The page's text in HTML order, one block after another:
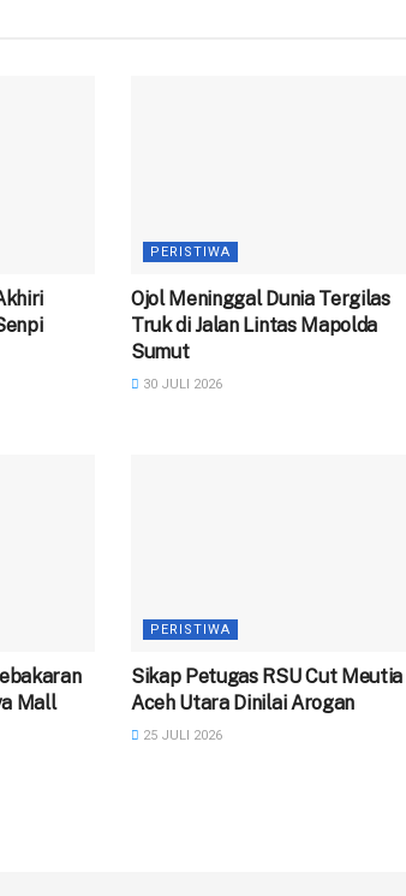
PERISTIWA
Ojol Meninggal Dunia Tergilas
Truk di Jalan Lintas Mapolda
Sumut
30 JULI 2026
Mall
PERISTIWA
‎Sikap Petugas RSU Cut Meutia
Aceh Utara Dinilai Arogan
25 JULI 2026